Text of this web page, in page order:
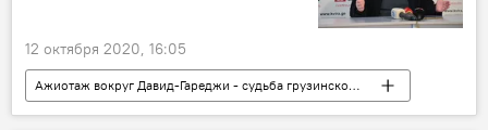
12 октября 2020, 16:05
Ажиотаж вокруг Давид-Гареджи - судьба грузинской святыни
НОВОСТИ
Грузия
ПОЛИТИКА